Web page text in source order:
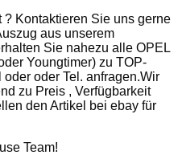
? Kontaktieren Sie uns gerne
aus unserem
Sie nahezu alle OPEL
Youngtimer) zu TOP-
oder Tel. anfragen.Wir
zu Preis , Verfügbarkeit
den Artikel bei ebay für
Team!